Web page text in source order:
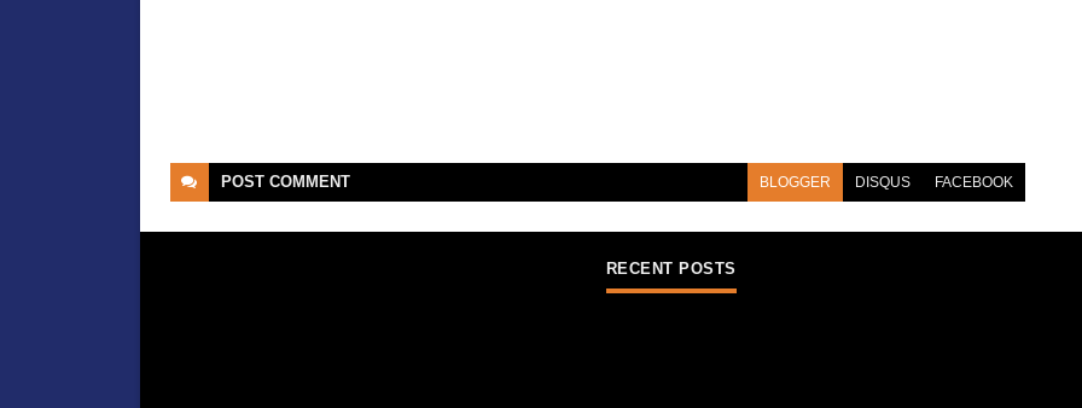
POST COMMENT BLOGGER DISQUS FACEBOOK
RECENT POSTS